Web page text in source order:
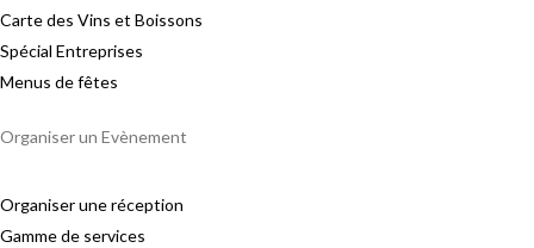
Carte des Vins et Boissons
Spécial Entreprises
Menus de fêtes
Organiser un Evènement
Organiser une réception
Gamme de services